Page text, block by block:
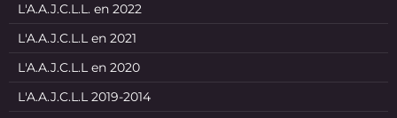
L'A.A.J.C.L.L. en 2022
L'A.A.J.C.L.L en 2021
L'A.A.J.C.L.L en 2020
L'A.A.J.C.L.L 2019-2014